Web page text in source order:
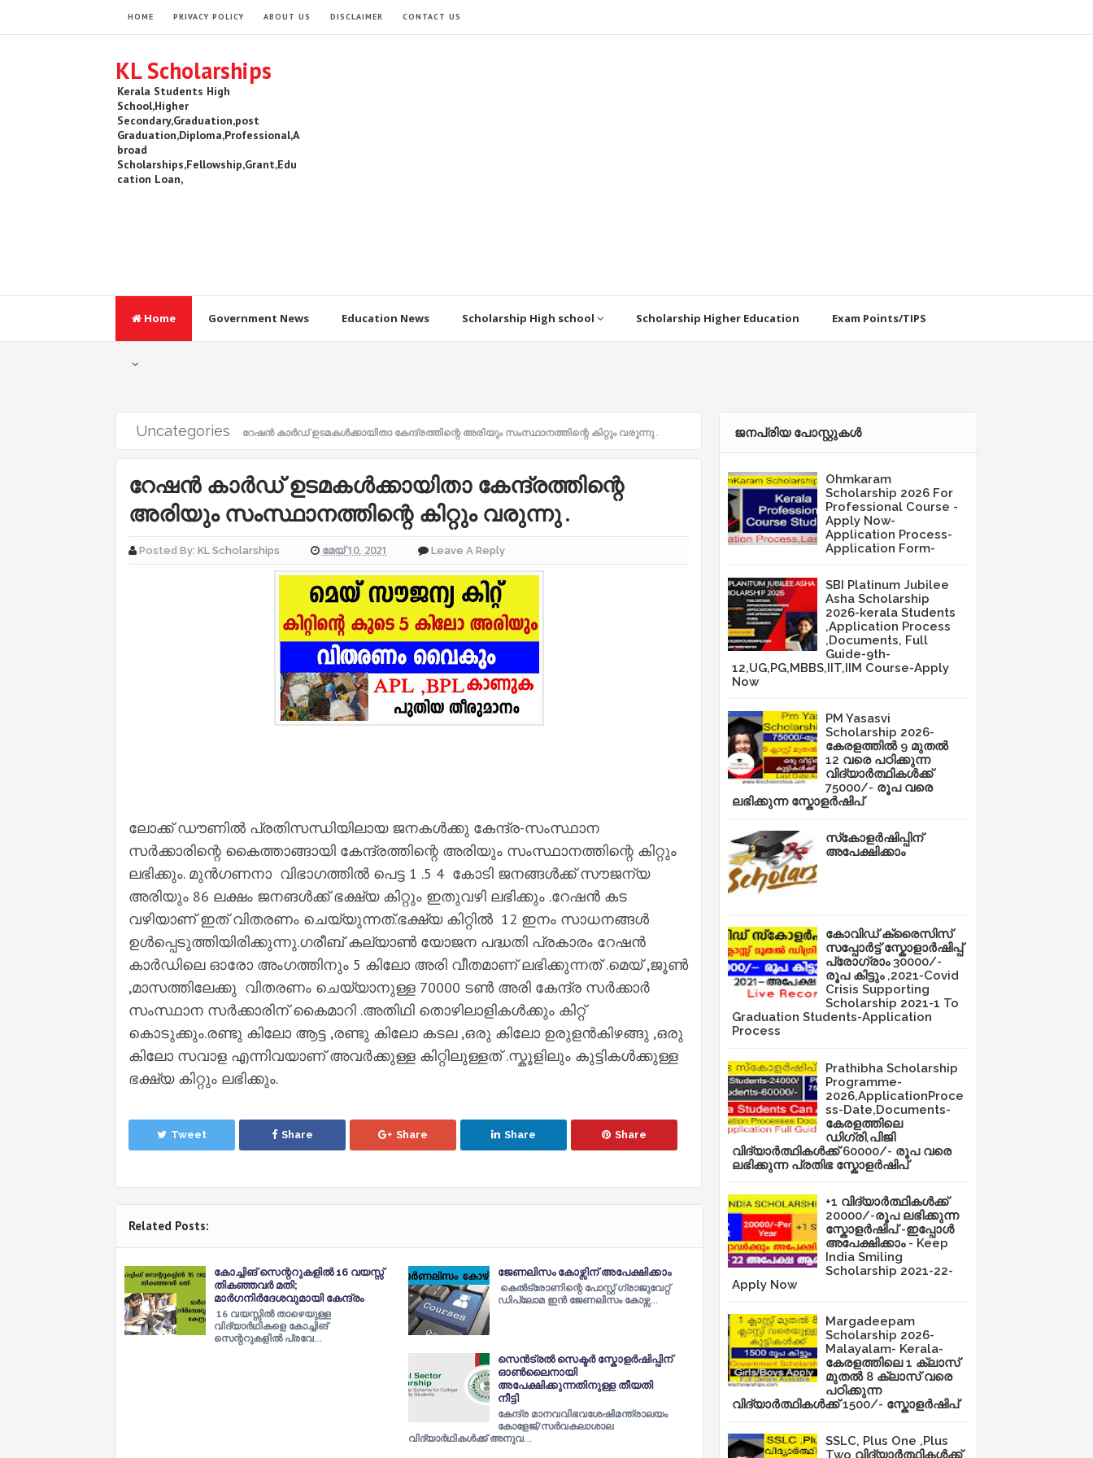
HOME PRIVACY POLICY ABOUT US DISCLAIMER CONTACT US
KL Scholarships
Kerala Students High
School,Higher
Secondary,Graduation,post
Graduation,Diploma,Professional,A
broad
Scholarships,Fellowship,Grant,Edu
cation Loan,
Home Government News Education News Scholarship High school Scholarship Higher Education Exam Points/TIPS
Uncategories റേഷൻ കാർഡ് ഉടമകൾക്കായിതാ കേന്ദ്രത്തിന്റെ അരിയും സംസ്ഥാനത്തിന്റെ കിറ്റും വരുന്നു .
റേഷൻ കാർഡ് ഉടമകൾക്കായിതാ കേന്ദ്രത്തിന്റെ
അരിയും സംസ്ഥാനത്തിന്റെ കിറ്റും വരുന്നു .
Posted By: KL Scholarships മേയ് 10, 2021 Leave A Reply
ലോക്ക് ഡൗണിൽ പ്രതിസന്ധിയിലായ ജനകൾക്കു കേന്ദ്ര-സംസ്ഥാന
സർക്കാരിന്റെ കൈത്താങ്ങായി കേന്ദ്രത്തിന്റെ അരിയും സംസ്ഥാനത്തിന്റെ കിറ്റും
ലഭിക്കും. മുൻഗണനാ വിഭാഗത്തിൽ പെട്ട 1 .5 4 കോടി ജനങ്ങൾക്ക് സൗജന്യ
അരിയും 86 ലക്ഷം ജനങൾക്ക് ഭക്ഷ്യ കിറ്റും ഇതുവഴി ലഭിക്കും .റേഷൻ കട
വഴിയാണ് ഇത് വിതരണം ചെയ്യുന്നത്.ഭക്ഷ്യ കിറ്റിൽ 12 ഇനം സാധനങ്ങൾ
ഉൾപ്പെടുത്തിയിരിക്കുന്നു.ഗരീബ് കല്യാൺ യോജന പദ്ധതി പ്രകാരം റേഷൻ
കാർഡിലെ ഓരോ അംഗത്തിനും 5 കിലോ അരി വീതമാണ് ലഭിക്കുന്നത് .മെയ് ,ജൂൺ
,മാസത്തിലേക്കു വിതരണം ചെയ്യാനുള്ള 70000 ടൺ അരി കേന്ദ്ര സർക്കാർ
സംസ്ഥാന സർക്കാരിന് കൈമാറി .അതിഥി തൊഴിലാളികൾക്കും കിറ്റ്
കൊടുക്കും.രണ്ടു കിലോ ആട്ട ,രണ്ടു കിലോ കടല ,ഒരു കിലോ ഉരുളൻകിഴങ്ങു ,ഒരു
കിലോ സവാള എന്നിവയാണ് അവർക്കുള്ള കിറ്റിലുള്ളത് .സ്കൂളിലും കുട്ടികൾക്കുള്ള
ഭക്ഷ്യ കിറ്റും ലഭിക്കും.
Tweet Share Share Share Share
Related Posts:
കോച്ചിങ് സെന്ററുകളില്‍ 16 വയസ്സ്
തികഞ്ഞവര്‍ മതി;
മാര്‍ഗനിര്‍ദേശവുമായി കേന്ദ്രം
16 വയസ്സില്‍ താഴെയുള്ള
വിദ്യാർഥികളെ കോച്ചിങ്
സെന്ററുകളില്‍ പ്രവേ…
ജേണലിസം കോഴ്സിന് അപേക്ഷിക്കാം
കെല്‍ട്രോണിന്റെ പോസ്റ്റ് ഗ്രാജുവേറ്റ്
ഡിപ്ലോമ ഇന്‍ ജേണലിസം കോഴ്സ…
സെൻട്രല്‍ സെക്ടര്‍ സ്കോളര്‍ഷിപ്പിന്‌
ഓണ്‍ലൈനായി
അപേക്ഷിക്കുന്നതിനുള്ള തീയതി
നീട്ടി
കേന്ദ്ര മാനവവിഭവശേഷിമന്ത്രാലയം
കോളേജ്/സർവകലാശാല
വിദ്യാർഥികള്‍ക്ക് അനുവ…
ജനപ്രിയ പോസ്റ്റുകള്‍‌
Ohmkaram
Scholarship 2026 For
Professional Course -
Apply Now-
Application Process-
Application Form-
SBI Platinum Jubilee
Asha Scholarship
2026-kerala Students
,Application Process
,Documents, Full
Guide-9th-
12,UG,PG,MBBS,IIT,IIM Course-Apply
Now
PM Yasasvi
Scholarship 2026-
കേരളത്തിൽ 9 മുതൽ
12 വരെ പഠിക്കുന്ന
വിദ്യാർത്ഥികൾക്ക്
75000/- രൂപ വരെ
ലഭിക്കുന്ന സ്കോളർഷിപ്
സ്‌കോളർഷിപ്പിന്
അപേക്ഷിക്കാം
കോവിഡ് ക്രൈസിസ്
സപ്പോർട്ട് സ്കോളാർഷിപ്പ്
പ്രോഗ്രാം 30000/-
രൂപ കിട്ടും ,2021-Covid
Crisis Supporting
Scholarship 2021-1 To
Graduation Students-Application
Process
Prathibha Scholarship
Programme-
2026,ApplicationProce
ss-Date,Documents-
കേരളത്തിലെ
ഡിഗ്രി,പിജി
വിദ്യാർത്ഥികൾക്ക് 60000/- രൂപ വരെ
ലഭിക്കുന്ന പ്രതിഭ സ്കോളർഷിപ്
+1 വിദ്യാർത്ഥികൾക്ക്
20000/-രൂപ ലഭിക്കുന്ന
സ്കോളർഷിപ് -ഇപ്പോൾ
അപേക്ഷിക്കാം - Keep
India Smiling
Scholarship 2021-22-
Apply Now
Margadeepam
Scholarship 2026-
Malayalam- Kerala-
കേരളത്തിലെ 1 ക്ലാസ്
മുതൽ 8 ക്ലാസ് വരെ
പഠിക്കുന്ന
വിദ്യാർത്ഥികൾക്ക് 1500/- സ്കോളർഷിപ്
SSLC, Plus One ,Plus
Two വിദ്യാർത്ഥികൾക്ക്